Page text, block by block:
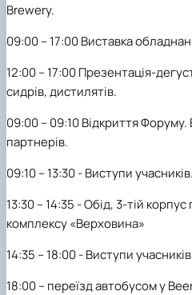
Brewery.
09:00 – 17:00 Виставка
12:00 – 17:00 Презентація-
сидрів, дистилятів.
09:00 – 09:10 Відкриття Форуму.
партнерів.
09:10 – 13:30 - Виступи учасників.
13:30 – 14:35 - Обід, 3-тій
комплексу «Верховина»
14:35 – 18:00 - Виступи учасників
18:00 – переїзд автобусом у